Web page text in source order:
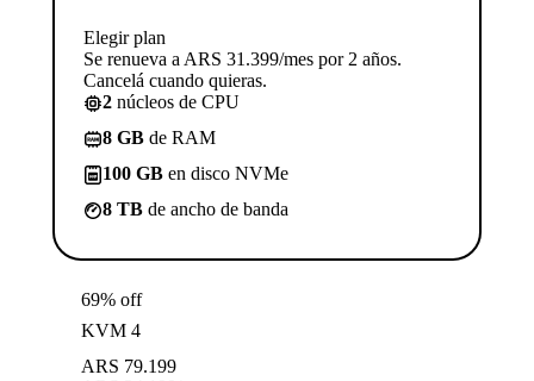
Elegir plan
Se renueva a ARS 31.399/mes por 2 años.
Cancelá cuando quieras.
2 núcleos de CPU
8 GB de RAM
100 GB en disco NVMe
8 TB de ancho de banda
69% off
KVM 4
ARS 79.199